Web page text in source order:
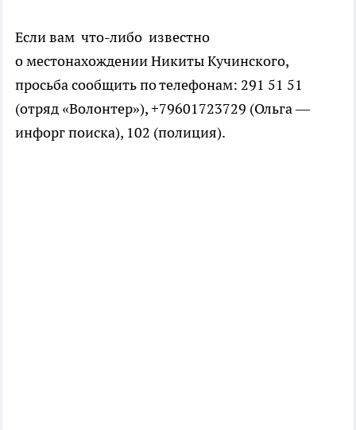
Если вам что-либо известно
о местонахождении Никиты Кучинского,
просьба сообщить по телефонам: 291 51 51
(отряд «Волонтер»), +79601723729 (Ольга —
инфорг поиска), 102 (полиция).